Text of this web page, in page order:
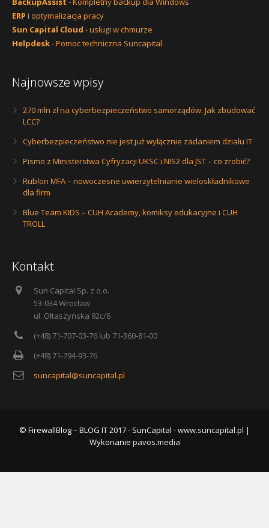
ERP i optymalizacja pracy
Sun Capital Cloud - usługi w chmurze
Helpdesk- Pomoc techniczna Suncapital
Najnowsze wpisy
270 mln zł na cyberbezpieczeństwo samorządów. Jak zbudować
LCC?
Cyberbezpieczeństwo nie jest już wyłącznie zadaniem działu IT
Pismo z Ministerstwa Cyfryzacji UKSC i NIS2 dla JST – co zrobić?
Rublon MFA – nowoczesne uwierzytelnianie wieloskładnikowe
dla firm
Blue Team KIDS – CUH Academy, komiksy edukacyjne i CUH
TROLL
Kontakt
Sun Capital Sp. z o.o.
53-034 Wrocław
ul. Ołtaszyńska 92c/6
(+48) 71-707-03-76 lub 71-360-81-00
(+48) 71-794-93-76
suncapital@suncapital.pl
© FirewallBlog – BLOG IT 2017 - SunCapital -www.suncapital.pl |
Wykonanie pavos.media